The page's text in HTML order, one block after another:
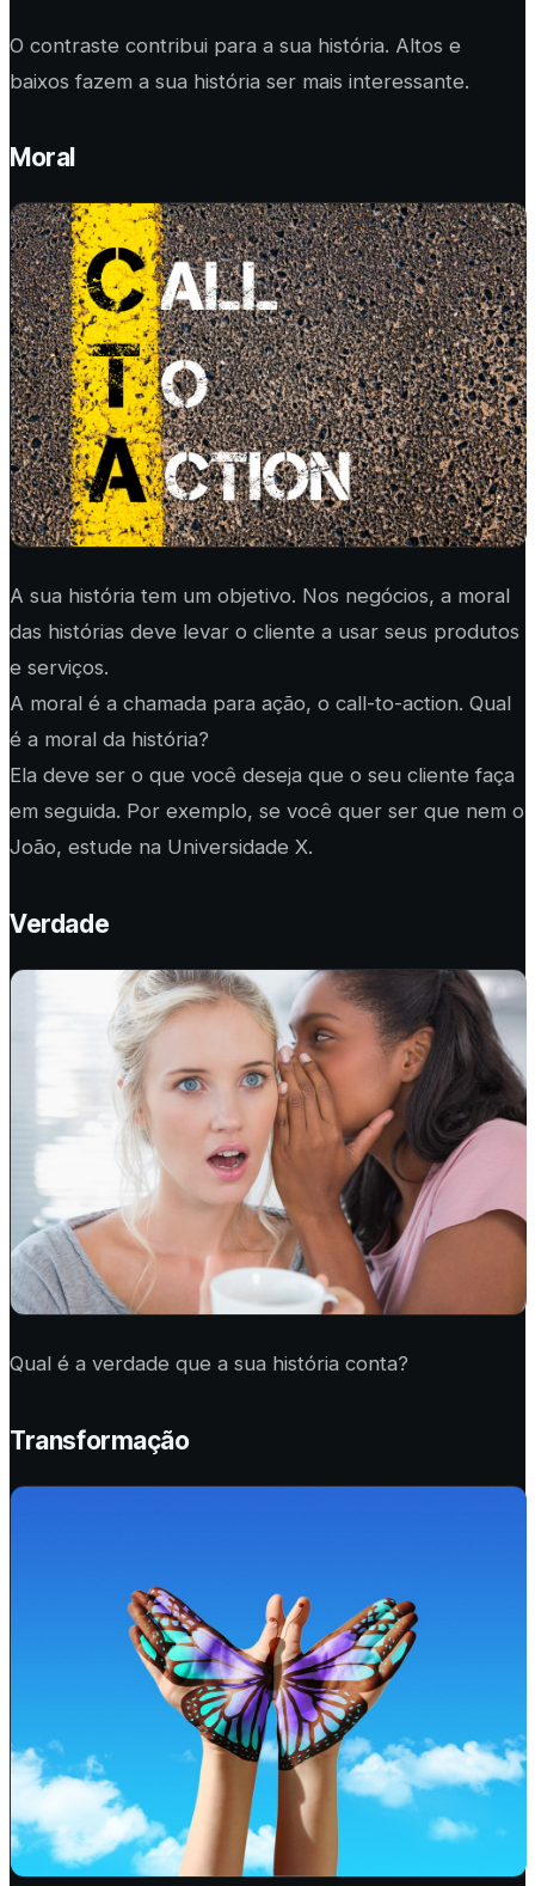
O contraste contribui para a sua história. Altos e
baixos fazem a sua história ser mais interessante.
Moral
A sua história tem um objetivo. Nos negócios, a moral
das histórias deve levar o cliente a usar seus produtos
e serviços.
A moral é a chamada para ação, o call-to-action. Qual
é a moral da história?
Ela deve ser o que você deseja que o seu cliente faça
em seguida. Por exemplo, se você quer ser que nem o
João, estude na Universidade X.
Verdade
Qual é a verdade que a sua história conta?
Transformação